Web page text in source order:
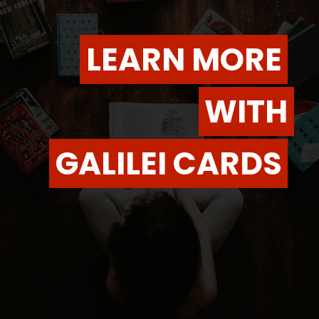
LEARN MORE
WITH
GALILEI CARDS
LEARN MORE
WITH
GALILEI CARDS